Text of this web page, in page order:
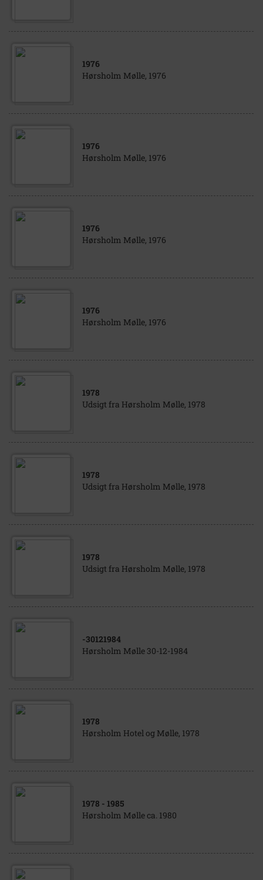
1976
Hørsholm Mølle, 1976
1976
Hørsholm Mølle, 1976
1976
Hørsholm Mølle, 1976
1976
Hørsholm Mølle, 1976
1978
Udsigt fra Hørsholm Mølle, 1978
1978
Udsigt fra Hørsholm Mølle, 1978
1978
Udsigt fra Hørsholm Mølle, 1978
-30121984
Hørsholm Mølle 30-12-1984
1978
Hørsholm Hotel og Mølle, 1978
1978 - 1985
Hørsholm Mølle ca. 1980